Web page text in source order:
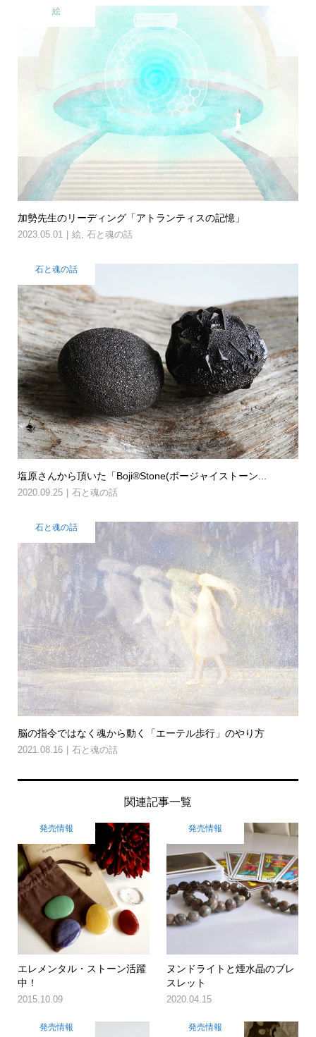
絵
加勢先生のリーディング「アトランティスの記憶」
2023.05.01 絵, 石と魂の話
石と魂の話
塩原さんから頂いた「Boji®Stone(ボージャイストーン...
2020.09.25 石と魂の話
石と魂の話
脳の指令ではなく魂から動く「エーテル歩行」のやり方
2021.08.16 石と魂の話
関連記事一覧
発売情報
エレメンタル・ストーン活躍
中！
2015.10.09
発売情報
ヌンドライトと煙水晶のブレ
スレット
2020.04.15
発売情報 発売情報